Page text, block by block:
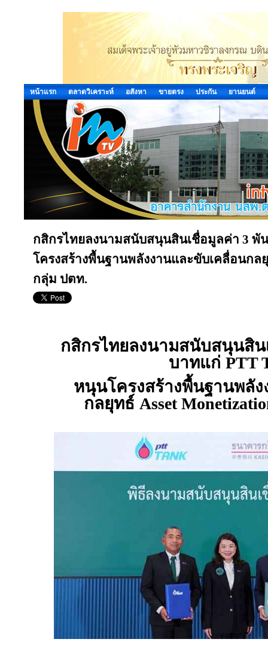
หน้าแรก ตลาดวิเคราะห์ อสังหา ขายตรง ประกัน ยานยนต์
กสิกรไทยลงนามสนับสนุนสินเชื่อมูลค่า 3 พั
โครงสร้างพื้นฐานพลังงานและขับเคลื่อนกล
กลุ่ม ปตท.
กสิกรไทยลงนามสนับสนุนสิ
บาทแก่ PTT
หนุนโครงสร้างพื้นฐานพลั
กลยุทธ์ Asset